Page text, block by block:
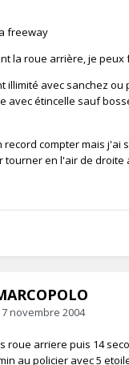
freeway
la roue arrière, je peux
illimité avec sanchez ou
avec étincelle sauf
record compter mais j'ai
tourner en l'air de droite
novembre 2004
roue arriere puis 14
au policier avec 5